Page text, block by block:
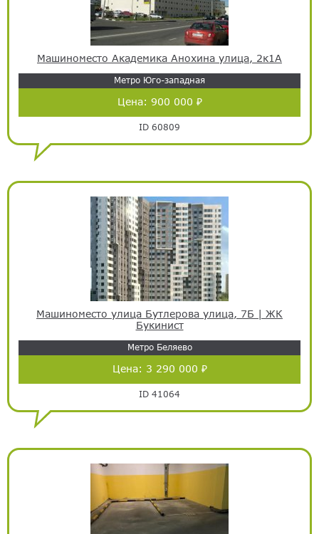
Машиноместо Академика Анохина улица, 2к1А
Метро Юго-западная
Цена: 900 000 ₽
ID 60809
Машиноместо улица Бутлерова улица, 7Б | ЖК
Букинист
Метро Беляево
Цена: 3 290 000 ₽
ID 41064